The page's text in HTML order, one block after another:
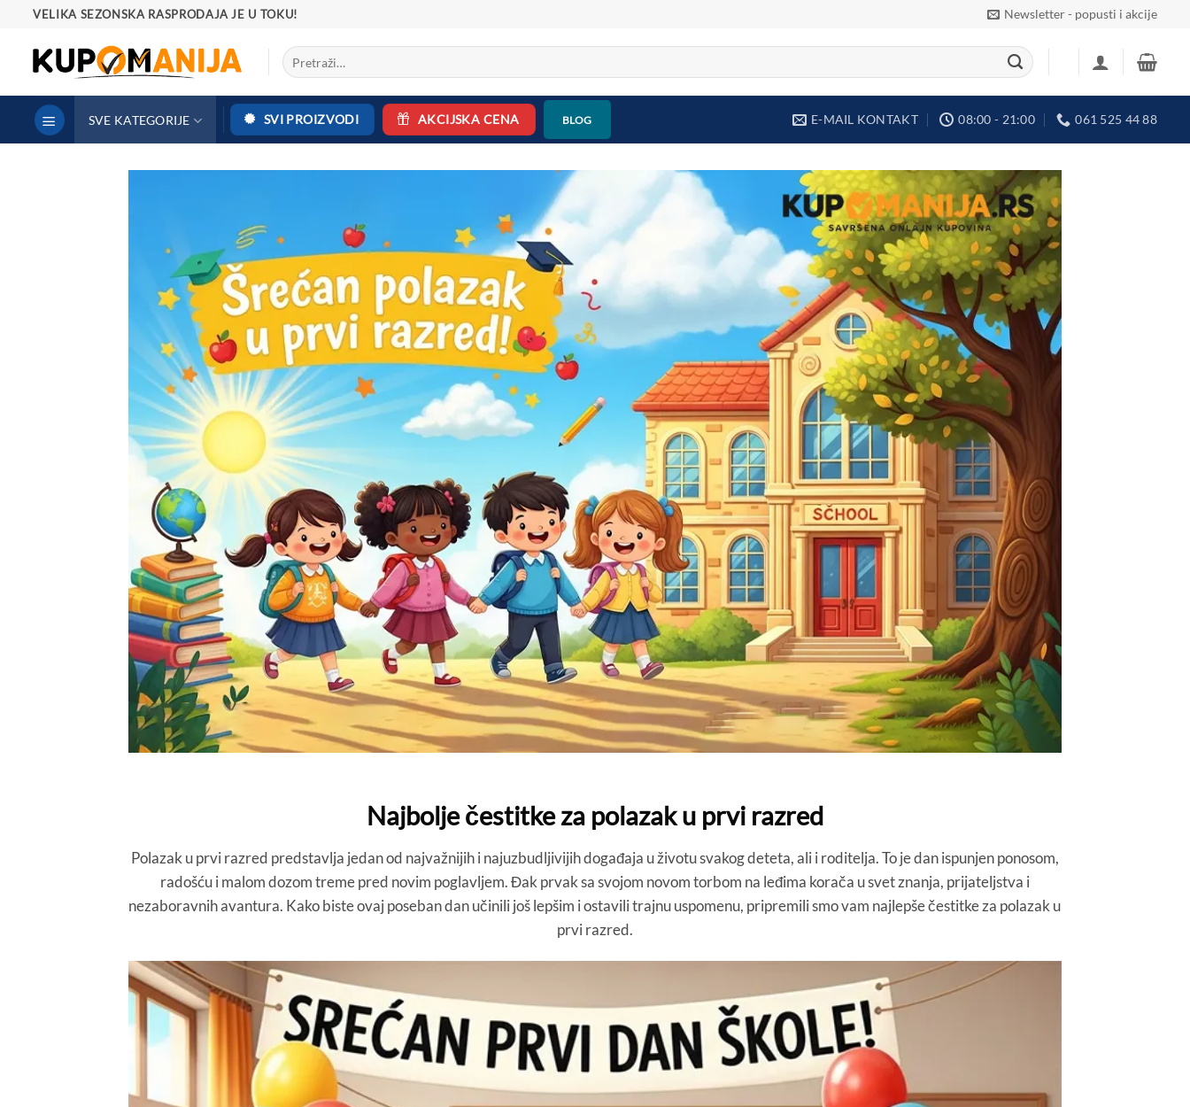
Preskoči
sadržaj
VELIKA SEZONSKA RASPRODAJA JE U TOKU! Newsletter - popusti i akcije
Pretraga
za:
SVE KATEGORIJE SVI PROIZVODI AKCIJSKA CENA BLOG E-MAIL KONTAKT 08:00 - 21:00 061 525 44 88
Najbolje čestitke za polazak u prvi razred
Polazak u prvi razred predstavlja jedan od najvažnijih i najuzbudljivijih događaja u životu svakog deteta, ali i roditelja. To je dan ispunjen ponosom,
radošću i malom dozom treme pred novim poglavljem. Đak prvak sa svojom novom torbom na leđima korača u svet znanja, prijateljstva i
nezaboravnih avantura. Kako biste ovaj poseban dan učinili još lepšim i ostavili trajnu uspomenu, pripremili smo vam najlepše čestitke za polazak u
prvi razred.